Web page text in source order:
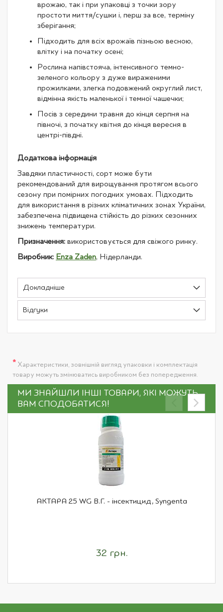
врожаю, так і при упаковці з точки зору
простоти миття/сушки і, перш за все, терміну
зберігання;
Підходить для всіх врожаїв пізньою весною,
влітку і на початку осені;
Рослина напівстояча, інтенсивного темно-
зеленого кольору з дуже вираженими
прожилками, злегка подовжений округлий лист,
відмінна якість маленької і темної чашечки;
Посів з середини травня до кінця серпня на
півночі, з початку квітня до кінця вересня в
центрі-півдні.
Додаткова інформація
Завдяки пластичності, сорт може бути
рекомендований для вирощування протягом всього
сезону при помірних погодних умовах. Підходить
для використання в різних кліматичних зонах України,
забезпечена підвищена стійкість до різких сезонних
знижень температури.
Призначення: використовується для свіжого ринку.
Виробник: Enza Zaden, Нідерланди.
Докладніше
Відгуки
* Характеристики, зовнішній вигляд упаковки і комплектація
товару можуть змінюватись виробником без попередження.
МИ ЗНАЙШЛИ ІНШІ ТОВАРИ, ЯКІ МОЖУТЬ
ВАМ СПОДОБАТИСЯ!
АКТАРА 25 WG В.Г. - інсектицид, Syngenta
32 грн.